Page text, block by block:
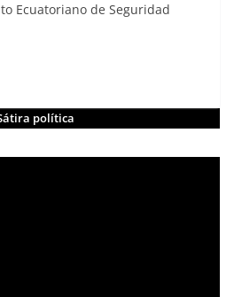
Ecuatoriano de Seguridad
política